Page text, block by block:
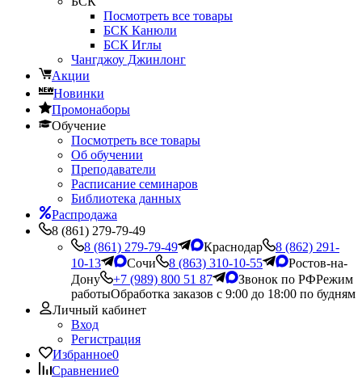
Посмотреть все товары
БСК Канюли
БСК Иглы
Чангджоу Джинлонг
Акции
Новинки
Промонаборы
Обучение
Посмотреть все товары
Об обучении
Преподаватели
Расписание семинаров
Библиотека данных
Распродажа
8 (861) 279-79-49
8 (861) 279-79-49
Краснодар
8 (862) 291-
10-13
Сочи 8 (863) 310-10-55
Ростов-на-
Дону
+7 (989) 800 51 87 Звонок по РФРежим
работыОбработка заказов с 9:00 до 18:00 по будням
Личный кабинет
Вход
Регистрация
Избранное0
Сравнение0